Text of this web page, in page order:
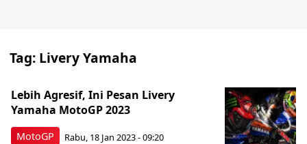
Tag: Livery Yamaha
MotoGP
Lebih Agresif, Ini Pesan Livery
Yamaha MotoGP 2023
Rabu, 18 Jan 2023 - 09:20